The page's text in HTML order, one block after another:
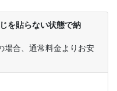
を貼らない状態で納
場合、通常料金よりお安